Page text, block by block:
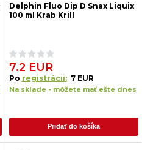
Delphin Fluo Dip D Snax Liquix
100 ml Krab Krill
7.2 EUR
Po registrácii: 7 EUR
Na sklade - môžete mať ešte dnes
Pridať do košíka